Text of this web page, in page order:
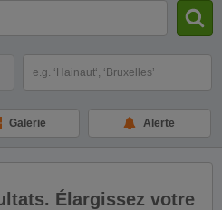
Galerie Alerte
Élargissez votre